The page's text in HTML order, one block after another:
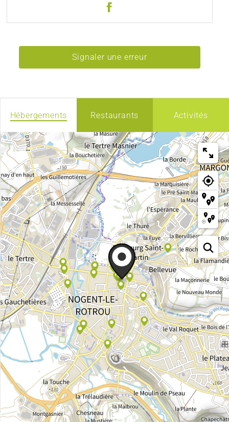
Signaler une erreur
Hébergements Restaurants Activités